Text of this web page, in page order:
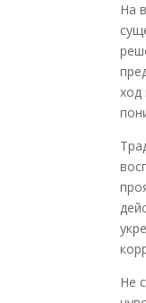
На
ход
Не